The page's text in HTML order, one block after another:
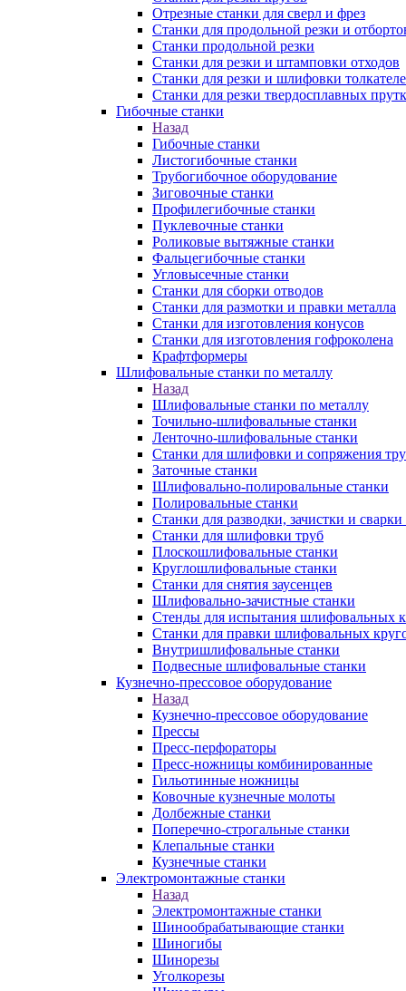
Отрезные станки для сверл и фрез
Станки для продольной резки и
Станки продольной резки
Станки для резки и штамповки отходов
Станки для резки и шлифовки
Станки для резки твердосплавных
Гибочные станки
Назад
Гибочные станки
Листогибочные станки
Трубогибочное оборудование
Зиговочные станки
Профилегибочные станки
Пуклевочные станки
Роликовые вытяжные станки
Фальцегибочные станки
Угловысечные станки
Станки для сборки отводов
Станки для размотки и правки металла
Станки для изготовления конусов
Станки для изготовления гофроколена
Крафтформеры
Шлифовальные станки по металлу
Назад
Шлифовальные станки по металлу
Точильно-шлифовальные станки
Ленточно-шлифовальные станки
Станки для шлифовки и сопряжения
Заточные станки
Шлифовально-полировальные станки
Полировальные станки
Станки для разводки, зачистки и сварки
Станки для шлифовки труб
Плоскошлифовальные станки
Круглошлифовальные станки
Станки для снятия заусенцев
Шлифовально-зачистные станки
Стенды для испытания шлифовальных
Станки для правки шлифовальных
Внутришлифовальные станки
Подвесные шлифовальные станки
Кузнечно-прессовое оборудование
Назад
Кузнечно-прессовое оборудование
Прессы
Пресс-перфораторы
Пресс-ножницы комбинированные
Гильотинные ножницы
Ковочные кузнечные молоты
Долбежные станки
Поперечно-строгальные станки
Клепальные станки
Кузнечные станки
Электромонтажные станки
Назад
Электромонтажные станки
Шинообрабатывающие станки
Шиногибы
Шинорезы
Уголкорезы